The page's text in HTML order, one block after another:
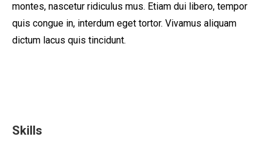
montes, nascetur ridiculus mus. Etiam dui libero, tempor
quis congue in, interdum eget tortor. Vivamus aliquam
dictum lacus quis tincidunt.
Skills